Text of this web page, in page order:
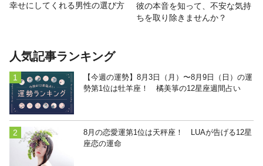
幸せにしてくれる男性の選び方
彼の本音を知って、不安な気持
ちを取り除きませんか？
人気記事ランキング
【今週の運勢】8月3日（月）〜8月9日（日）の運
勢第1位は牡羊座！ 橘美箏の12星座週間占い
8月の恋愛運第1位は天秤座！ LUAが告げる12星
座恋の運命